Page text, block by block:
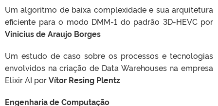
Um algoritmo de baixa complexidade e sua arquitetura
eficiente para o modo DMM-1 do padrão 3D-HEVC por
Vinicius de Araujo Borges
Um estudo de caso sobre os processos e tecnologias
envolvidos na criação de Data Warehouses na empresa
Elixir AI porVítor Resing Plentz
Engenharia de Computação